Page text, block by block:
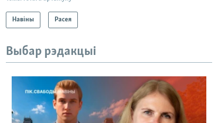
Навіны Расея
Выбар рэдакцыі